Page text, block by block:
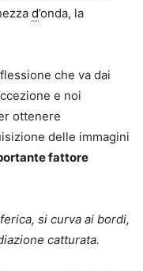
d’onda, la
che va dai
e noi
ottenere
delle immagini
fattore
si curva ai bordi,
catturata.